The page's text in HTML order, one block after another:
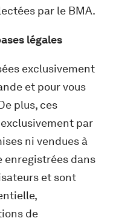
par le BMA.
légales
exclusivement
et pour vous
plus, ces
par
ni vendues à
enregistrées dans
et sont
de